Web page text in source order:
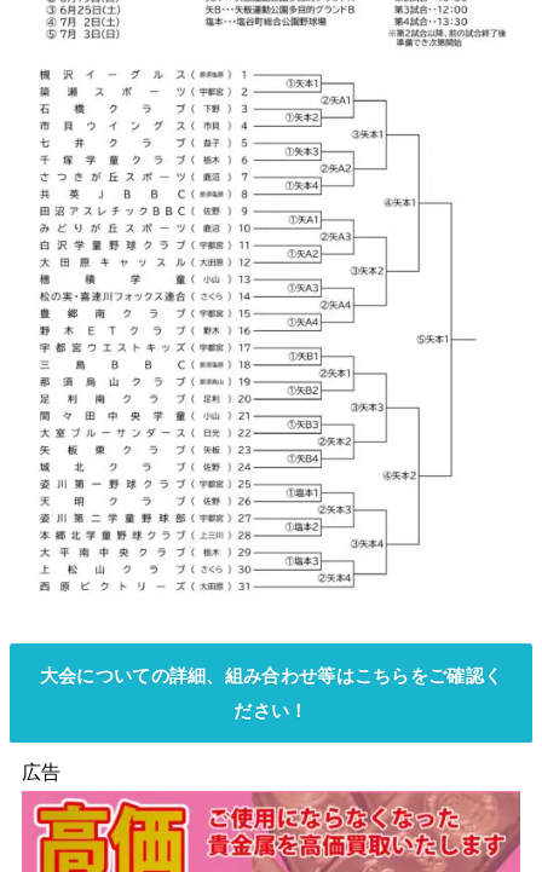
大会についての詳細、組み合わせ等はこちらをご確認く
ださい！
広告